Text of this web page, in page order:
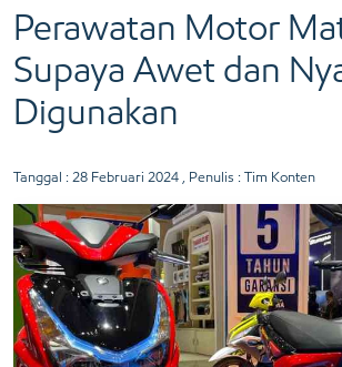
Perawatan Motor
Supaya Awet dan
Digunakan
Tanggal : 28 Februari 2024 , Penulis : Tim Konten